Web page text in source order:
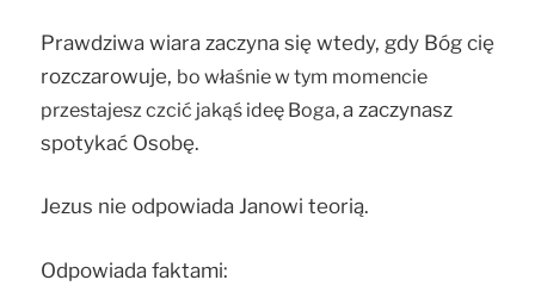
Prawdziwa wiara zaczyna się wtedy, gdy Bóg cię
rozczarowuje, bo właśnie w tym momencie
przestajesz czcić jakąś ideę Boga,a zaczynasz
spotykać Osobę.
Jezus nie odpowiada Janowi teorią.
Odpowiada faktami: